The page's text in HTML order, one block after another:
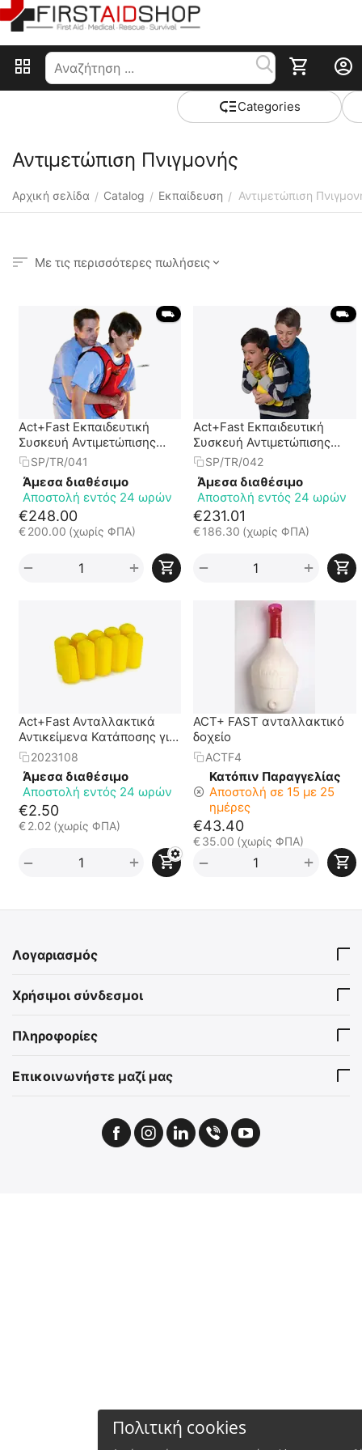
Сategories
Αντιμετώπιση Πνιγμονής
Αρχική σελίδα / Catalog / Εκπαίδευση / Αντιμετώπιση
Με τις περισσότερες πωλήσεις
⛟
Act+Fast Εκπαιδευτική
Συσκευή Αντιμετώπισης
Πνιγμονής από Κατάποση
Αντικειμένου για Ενήλικες
SP/TR/041
Άμεσα διαθέσιμο
Αποστολή εντός 24 ωρών
€248.00
€ 200.00 (χωρίς ΦΠΑ)
+
−
⛟
Act+Fast Εκπαιδευτική
Συσκευή Αντιμετώπισης
Πνιγμονής από Κατάποση
Αντικειμένου για Παιδιά
SP/TR/042
Άμεσα διαθέσιμο
Αποστολή εντός 24 ωρών
€231.01
€186.30 (χωρίς ΦΠΑ)
+
−
Act+Fast Ανταλλακτικά
Αντικείμενα Κατάποσης για
Εκπαιδευτική Συσκευή
Αντιμετώπισης Πνιγμονής
2023108
Άμεσα διαθέσιμο
Αποστολή εντός 24 ωρών
€2.50
€ 2.02 (χωρίς ΦΠΑ)
+
−
ACT+ FAST ανταλλακτικό
δοχείο
ACTF4
Κατόπιν Παραγγελίας
Αποστολή σε 15 με 25
ημέρες
€43.40
€35.00 (χωρίς ΦΠΑ)
+
−
Λογαριασμός
Χρήσιμοι σύνδεσμοι
Πληροφορίες
Επικοινωνήστε μαζί μας
Πολιτική cookies